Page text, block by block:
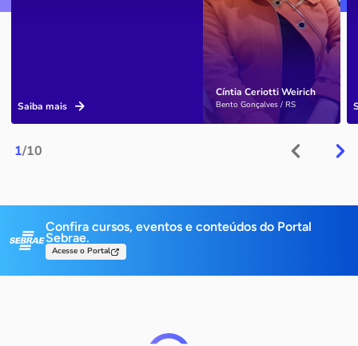
1/10
Cíntia Ceriotti Weirich
Bento Gonçalves / RS
Saiba mais
Confira cursos, eventos e conteúdos do Portal
Sebrae.
Acesse o Portal